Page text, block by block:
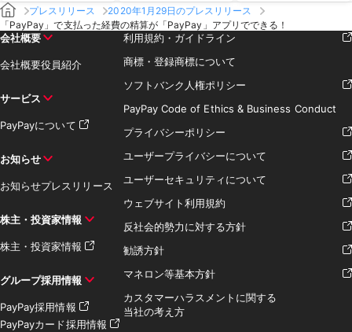
プレスリリース
2020年1月29日のプレスリリース
「PayPay」で支払った経費の精算が「PayPay」アプリでできる！
会社概要
会社概要役員紹介
サービス
PayPayについて
お知らせ
お知らせプレスリリース
株主・投資家情報
株主・投資家情報
グループ採用情報
PayPay採用情報
PayPayカード採用情報
利用規約・ガイドライン
商標・登録商標について
ソフトバンク人権ポリシー
PayPay Code of Ethics & Business Conduct
プライバシーポリシー
ユーザープライバシーについて
ユーザーセキュリティについて
ウェブサイト利用規約
反社会的勢力に対する方針
勧誘方針
マネロン等基本方針
カスタマーハラスメントに関する
当社の考え方